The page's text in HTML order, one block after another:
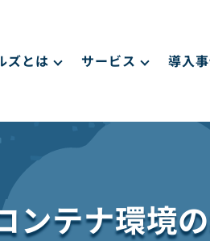
ズとは サービス 導入
ンテナ環境